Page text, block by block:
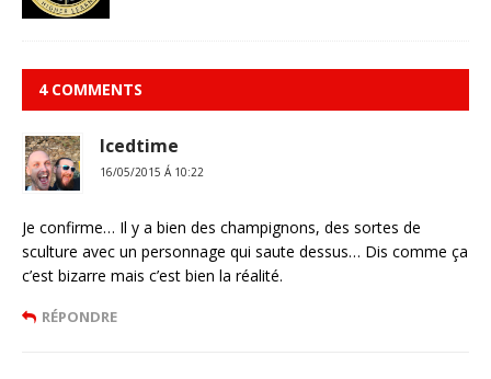
4 COMMENTS
Icedtime
16/05/2015 Á 10:22
Je confirme… Il y a bien des champignons, des sortes de
sculture avec un personnage qui saute dessus… Dis comme ça
c’est bizarre mais c’est bien la réalité.
RÉPONDRE